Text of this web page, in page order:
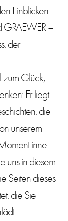
Einblicken
–
der
zum Glück,
Er liegt
die
unserem
inne
uns in diesem
Seiten dieses
die Sie